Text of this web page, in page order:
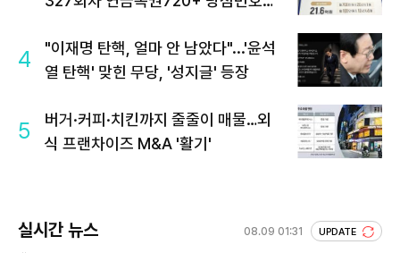
4
"이재명 탄핵, 얼마 안 남았다"...'윤석
열 탄핵' 맞힌 무당, '성지글' 등장
5
버거·커피·치킨까지 줄줄이 매물…외
식 프랜차이즈 M&A '활기'
실시간 뉴스 08.09 01:31 UPDATE